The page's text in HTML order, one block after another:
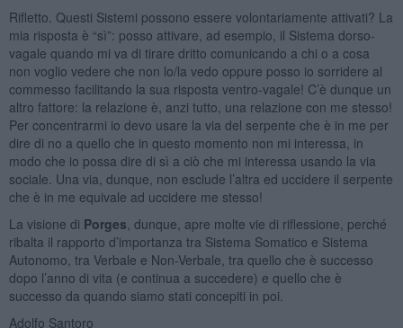
Rifletto. Questi Sistemi possono essere volontariamente attivati? La
mia risposta è “sì”: posso attivare, ad esempio, il Sistema dorso-
vagale quando mi va di tirare dritto comunicando a chi o a cosa
non voglio vedere che non lo/la vedo oppure posso io sorridere al
commesso facilitando la sua risposta ventro-vagale! C’è dunque un
altro fattore: la relazione è, anzi tutto, una relazione con me stesso!
Per concentrarmi io devo usare la via del serpente che è in me per
dire di no a quello che in questo momento non mi interessa, in
modo che io possa dire di sì a ciò che mi interessa usando la via
sociale. Una via, dunque, non esclude l’altra ed uccidere il serpente
che è in me equivale ad uccidere me stesso!
La visione di Porges , dunque, apre molte vie di riflessione, perché
ribalta il rapporto d’importanza tra Sistema Somatico e Sistema
Autonomo, tra Verbale e Non-Verbale, tra quello che è successo
dopo l’anno di vita (e continua a succedere) e quello che è
successo da quando siamo stati concepiti in poi.
Adolfo Santoro